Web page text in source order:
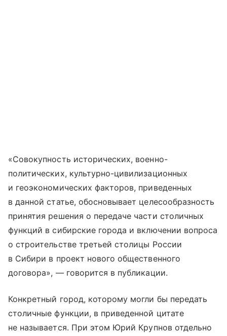
«Совокупность исторических, военно-
политических, культурно-цивилизационных
и геоэкономических факторов, приведенных
в данной статье, обосновывает целесообразность
принятия решения о передаче части столичных
функций в сибирские города и включении вопроса
о строительстве третьей столицы России
в Сибири в проект нового общественного
договора», — говорится в публикации.
Конкретный город, которому могли бы передать
столичные функции, в приведенной цитате
не называется. При этом Юрий Крупнов отдельно